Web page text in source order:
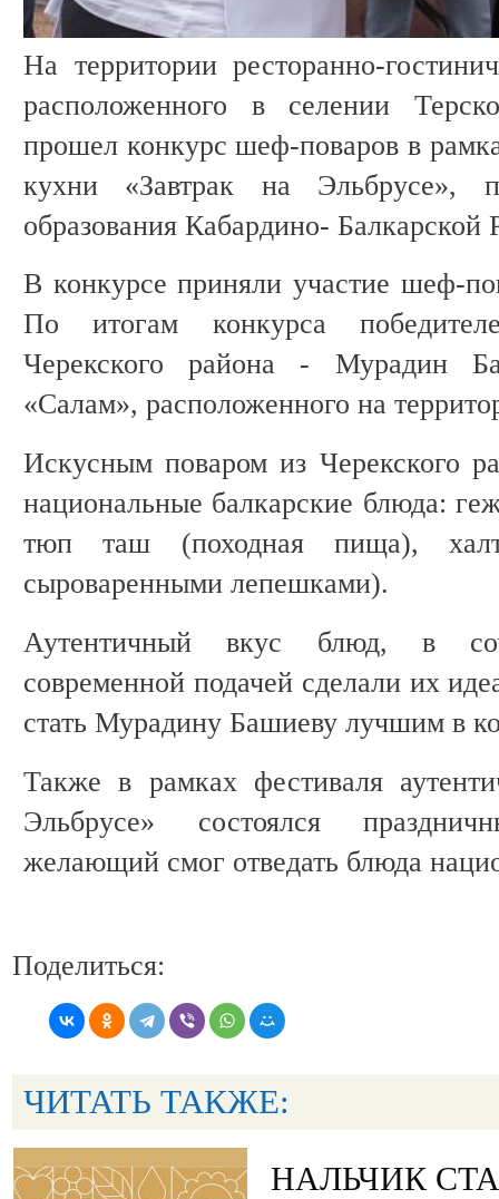
На территории ресторанно-
расположенного в селении
прошел конкурс шеф-поваров в
кухни «Завтрак на Эльбрусе»,
образования Кабардино-
В конкурсе приняли участие шеф-
По итогам конкурса
Черекского района - Мурадин
«Салам», расположенного на
Искусным поваром из Черекского
национальные балкарские блюда:
тюп таш (походная пища),
сыроваренными лепешками).
Аутентичный вкус блюд, в
современной подачей сделали их
стать Мурадину Башиеву лучшим в
Также в рамках фестиваля
Эльбрусе» состоялся
желающий смог отведать блюда
Поделиться:
ЧИТАТЬ ТАКЖЕ:
НАЛЬЧИК